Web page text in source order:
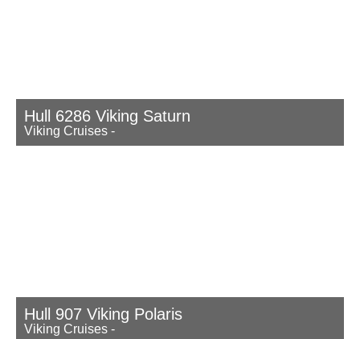
Hull 6286 Viking Saturn
Viking Cruises -
Hull 907 Viking Polaris
Viking Cruises -